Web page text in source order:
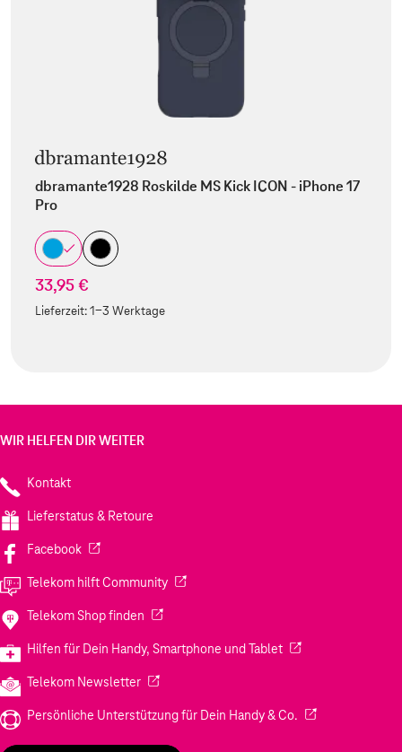
dbramante1928 Roskilde MS Kick ICON - iPhone 17
Pro
33,95 €
Lieferzeit:1-3 Werktage
WIR HELFEN DIR WEITER
Kontakt
Lieferstatus & Retoure
Facebook(Wird in einem neuen Tab geöffnet)
Telekom hilft Community(Wird in einem neuen Tab geöffnet)
Telekom Shop finden (Wird in einem neuen Tab geöffnet)
Hilfen für Dein Handy, Smartphone und Tablet(Wird in einem
Telekom Newsletter(Wird in einem neuen Tab geöffnet)
Persönliche Unterstützung für Dein Handy & Co. (Wird in einem